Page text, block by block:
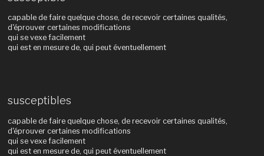
capable de faire quelque chose, de recevoir certaines qualités,
d'éprouver certaines modifications
qui se vexe facilement
qui est en mesure de, qui peut éventuellement
susceptibles
capable de faire quelque chose, de recevoir certaines qualités,
d'éprouver certaines modifications
qui se vexe facilement
qui est en mesure de, qui peut éventuellement